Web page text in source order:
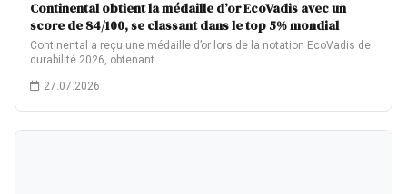
Continental obtient la médaille d’or EcoVadis avec un
score de 84/100, se classant dans le top 5% mondial
Continental a reçu une médaille d’or lors de la notation EcoVadis de
durabilité 2026, obtenant…
27.07.2026